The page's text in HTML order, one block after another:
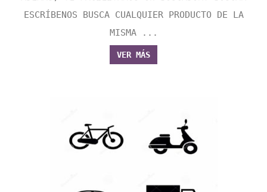
ESCRÍBENOS BUSCA CUALQUIER PRODUCTO DE LA
MISMA ...
VER MÁS